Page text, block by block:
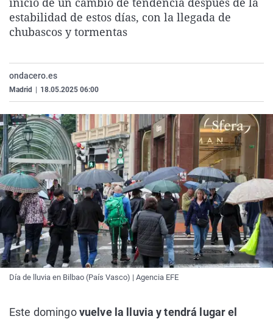
La rosa de los vientos
Caso
Extremadura
Virales
estabilidad de estos días, con la llegada de
chubascos y tormentas
ondacero.es
Madrid 18.05.2025 06:00
Día de lluvia en Bilbao (País Vasco) | Agencia EFE
Este domingovuelve la lluvia y tendrá lugar el